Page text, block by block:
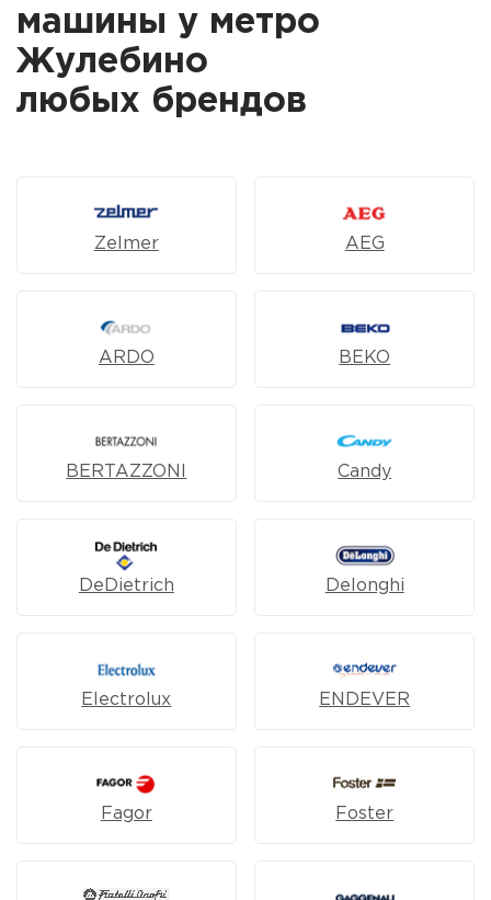
машины у метро
Жулебино
любых брендов
Zelmer AEG
ARDO BEKO
BERTAZZONI Candy
DeDietrich Delonghi
Electrolux ENDEVER
Fagor Foster